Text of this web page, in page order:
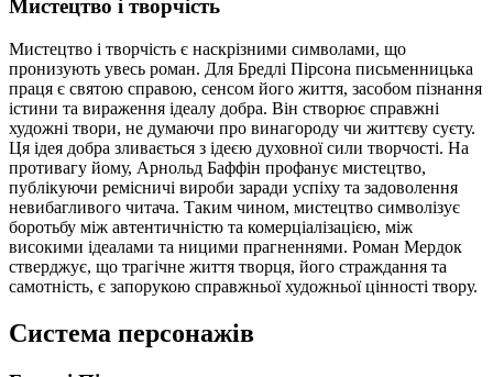
Мистецтво і творчість
Мистецтво і творчість є наскрізними символами, що
пронизують увесь роман. Для Бредлі Пірсона письменницька
праця є святою справою, сенсом його життя, засобом пізнання
істини та вираження ідеалу добра. Він створює справжні
художні твори, не думаючи про винагороду чи життєву суєту.
Ця ідея добра зливається з ідеєю духовної сили творчості. На
противагу йому, Арнольд Баффін профанує мистецтво,
публікуючи ремісничі вироби заради успіху та задоволення
невибагливого читача. Таким чином, мистецтво символізує
боротьбу між автентичністю та комерціалізацією, між
високими ідеалами та ницими прагненнями. Роман Мердок
стверджує, що трагічне життя творця, його страждання та
самотність, є запорукою справжньої художньої цінності твору.
Система персонажів